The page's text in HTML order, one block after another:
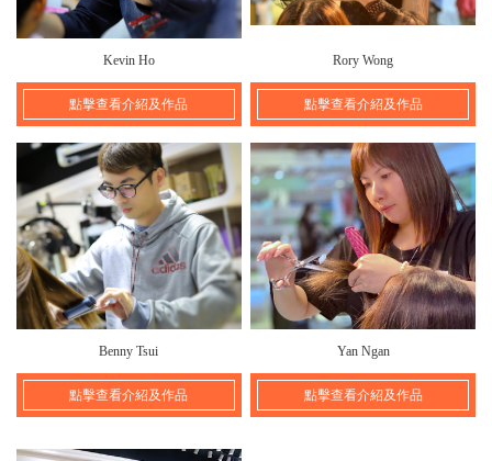
Kevin Ho
點擊查看介紹及作品
Rory Wong
點擊查看介紹及作品
Benny Tsui
點擊查看介紹及作品
Yan Ngan
點擊查看介紹及作品